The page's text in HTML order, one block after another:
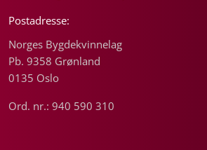
Postadresse:
Norges Bygdekvinnelag
Pb. 9358 Grønland
0135 Oslo
Ord. nr.: 940 590 310